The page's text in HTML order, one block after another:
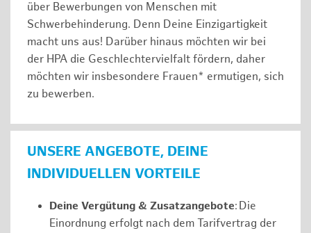
über Bewerbungen von Menschen mit
Schwerbehinderung. Denn Deine Einzigartigkeit
macht uns aus! Darüber hinaus möchten wir bei
der HPA die Geschlechtervielfalt fördern, daher
möchten wir insbesondere Frauen* ermutigen, sich
zu bewerben.
UNSERE ANGEBOTE, DEINE
INDIVIDUELLEN VORTEILE
Deine Vergütung & Zusatzangebote: Die
Einordnung erfolgt nach dem Tarifvertrag der